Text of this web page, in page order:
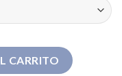
CARRITO